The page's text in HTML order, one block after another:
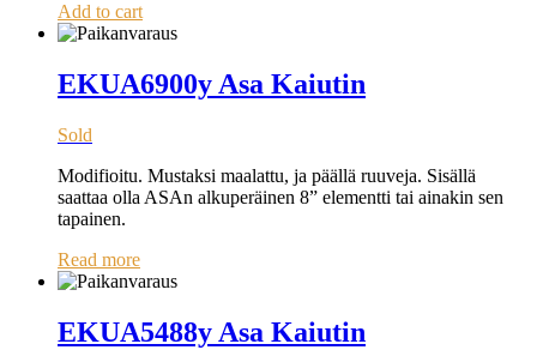
Add to cart
EKUA6900y Asa Kaiutin
Sold
Modifioitu. Mustaksi maalattu, ja päällä ruuveja. Sisällä
saattaa olla ASAn alkuperäinen 8” elementti tai ainakin sen
tapainen.
Read more
EKUA5488y Asa Kaiutin